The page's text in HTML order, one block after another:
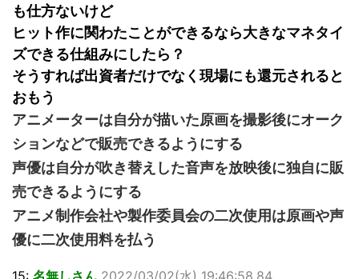
も仕方ないけど
ヒット作に関わたことができるなら大きなマネタイ
ズできる仕組みにしたら？
そうすれば出資者だけでなく現場にも還元されると
おもう
アニメーターは自分が描いた原画を撮影後にオーク
ションなどで販売できるようにする
声優は自分が吹き替えした音声を放映後に独自に販
売できるようにする
アニメ制作会社や製作委員会の二次使用は原画や声
優に二次使用料を払う
15: 名無しさん 2022/03/02(水) 19:46:58.84